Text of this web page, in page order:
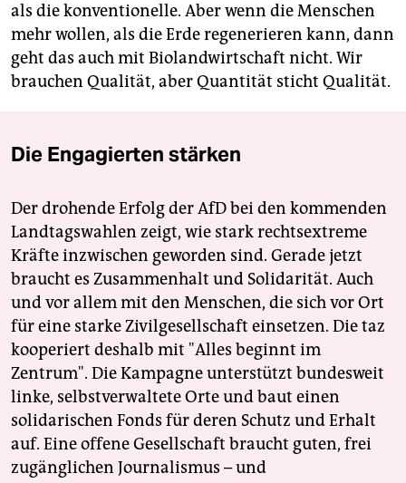
als die konventionelle. Aber wenn die Menschen
mehr wollen, als die Erde regenerieren kann, dann
geht das auch mit Biolandwirtschaft nicht. Wir
brauchen Qualität, aber Quantität sticht Qualität.
Die Engagierten stärken
Der drohende Erfolg der AfD bei den kommenden
Landtagswahlen zeigt, wie stark rechtsextreme
Kräfte inzwischen geworden sind. Gerade jetzt
braucht es Zusammenhalt und Solidarität. Auch
und vor allem mit den Menschen, die sich vor Ort
für eine starke Zivilgesellschaft einsetzen. Die taz
kooperiert deshalb mit "Alles beginnt im
Zentrum". Die Kampagne unterstützt bundesweit
linke, selbstverwaltete Orte und baut einen
solidarischen Fonds für deren Schutz und Erhalt
auf. Eine offene Gesellschaft braucht guten, frei
zugänglichen Journalismus – und